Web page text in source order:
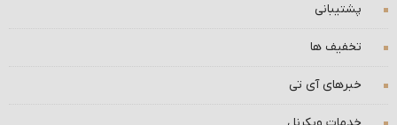
پشتیبانی
تخفیف ها
خبرهای آی تی